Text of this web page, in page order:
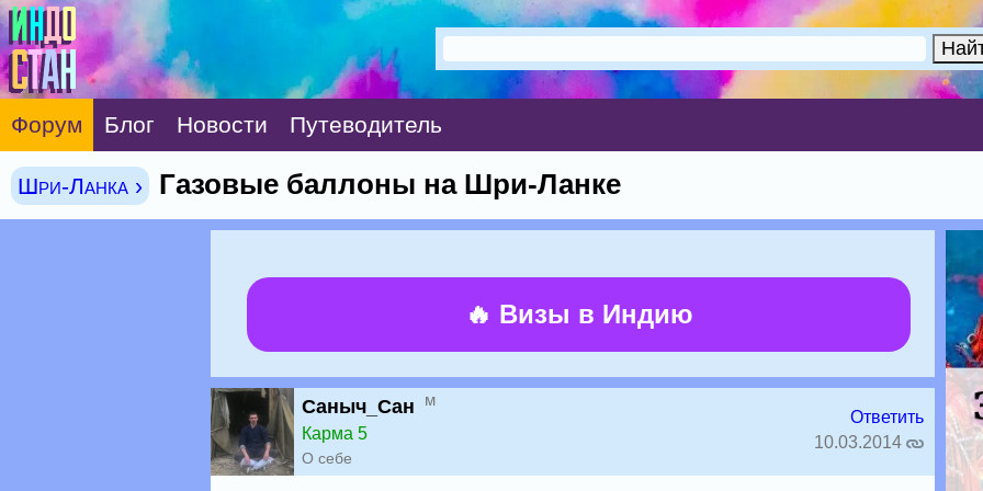
Форум Блог Новости Путеводитель
Шри-Ланка › Газовые баллоны на Шри-Ланке
🔥 Визы в Индию
Саныч_Сан
м
Карма 5
О себе
Ответить
10.03.2014